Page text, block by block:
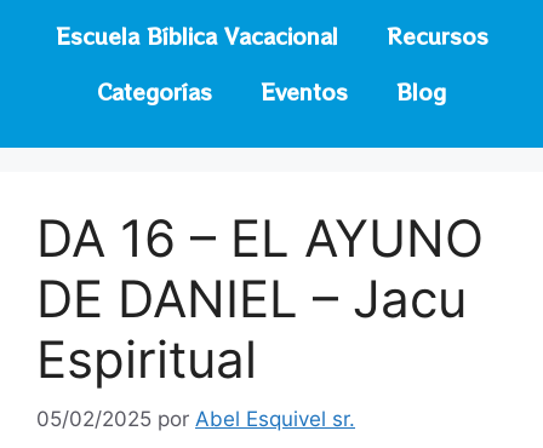
Escuela Bíblica Vacacional
Recursos
Categorías
Eventos Blog
DA 16 – EL AYUNO
DE DANIEL – Jacu
Espiritual
05/02/2025 por Abel Esquivel sr.